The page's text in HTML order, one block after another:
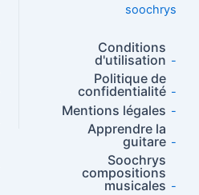
soochrys
Conditions
d'utilisation -
Politique de
confidentialité -
Mentions légales -
Apprendre la
guitare -
Soochrys
compositions
musicales -